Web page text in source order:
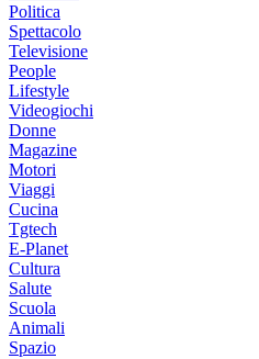
Politica
Spettacolo
Televisione
People
Lifestyle
Videogiochi
Donne
Magazine
Motori
Viaggi
Cucina
Tgtech
E-Planet
Cultura
Salute
Scuola
Animali
Spazio